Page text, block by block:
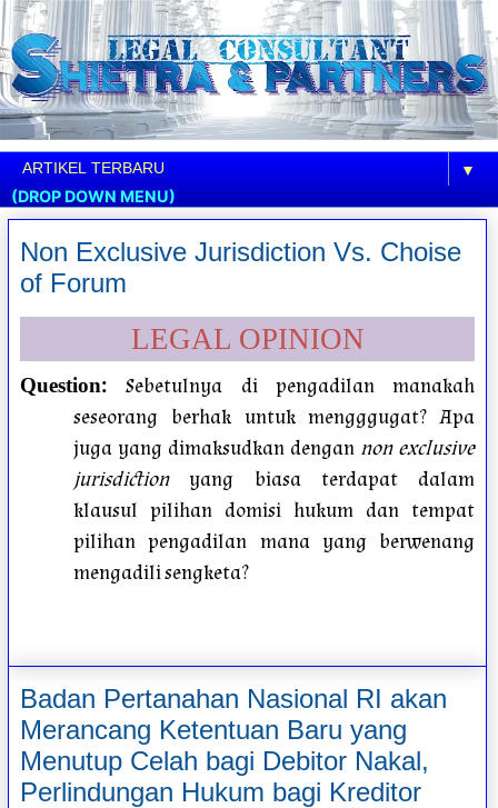
▼
(DROP DOWN MENU)
Non Exclusive Jurisdiction Vs. Choise
of Forum
LEGAL OPINION
Question: Sebetulnya di pengadilan manakah
seseorang berhak untuk mengggugat? Apa
juga yang dimaksudkan dengan non exclusive
jurisdictionyang biasa terdapat dalam
klausul pilihan domisi hukum dan tempat
pilihan pengadilan mana yang berwenang
mengadili sengketa?
Badan Pertanahan Nasional RI akan
Merancang Ketentuan Baru yang
Menutup Celah bagi Debitor Nakal,
Perlindungan Hukum bagi Kreditor